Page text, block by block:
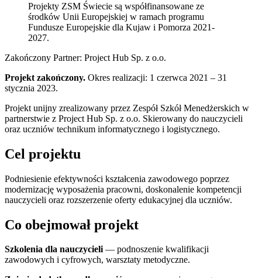
Projekty ZSM Świecie są współfinansowane ze
środków Unii Europejskiej w ramach programu
Fundusze Europejskie dla Kujaw i Pomorza 2021-
2027.
Zakończony Partner: Project Hub Sp. z o.o.
Projekt zakończony. Okres realizacji: 1 czerwca 2021 – 31
stycznia 2023.
Projekt unijny zrealizowany przez Zespół Szkół Menedżerskich w
partnerstwie z Project Hub Sp. z o.o. Skierowany do nauczycieli
oraz uczniów technikum informatycznego i logistycznego.
Cel projektu
Podniesienie efektywności kształcenia zawodowego poprzez
modernizację wyposażenia pracowni, doskonalenie kompetencji
nauczycieli oraz rozszerzenie oferty edukacyjnej dla uczniów.
Co obejmował projekt
Szkolenia dla nauczycieli— podnoszenie kwalifikacji
zawodowych i cyfrowych, warsztaty metodyczne.